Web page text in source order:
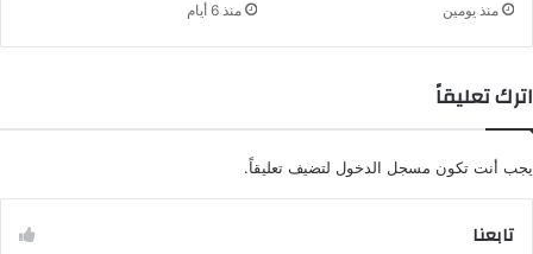
منذ يومين منذ 6 أيام
اترك تعليقاً
يجب أنت تكون مسجل الدخول لتضيف تعليقاً.
تابعنا